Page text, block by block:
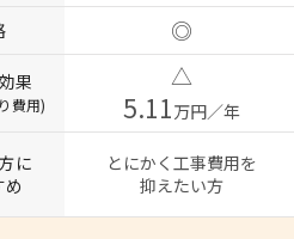
◎
果
費用)
△
5.11万円／年
に
め
とにかく工事費用を
抑えたい方